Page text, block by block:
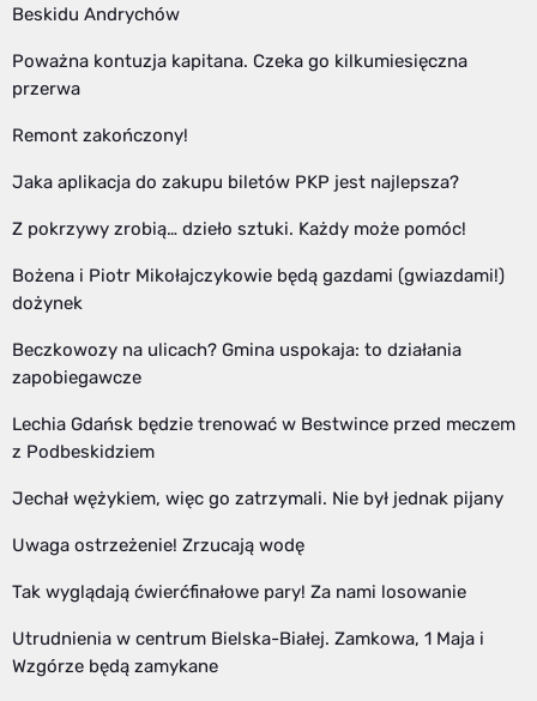
Beskidu Andrychów
Poważna kontuzja kapitana. Czeka go kilkumiesięczna
przerwa
Remont zakończony!
Jaka aplikacja do zakupu biletów PKP jest najlepsza?
Z pokrzywy zrobią… dzieło sztuki. Każdy może pomóc!
Bożena i Piotr Mikołajczykowie będą gazdami (gwiazdami!)
dożynek
Beczkowozy na ulicach? Gmina uspokaja: to działania
zapobiegawcze
Lechia Gdańsk będzie trenować w Bestwince przed meczem
z Podbeskidziem
Jechał wężykiem, więc go zatrzymali. Nie był jednak pijany
Uwaga ostrzeżenie! Zrzucają wodę
Tak wyglądają ćwierćfinałowe pary! Za nami losowanie
Utrudnienia w centrum Bielska-Białej. Zamkowa, 1 Maja i
Wzgórze będą zamykane